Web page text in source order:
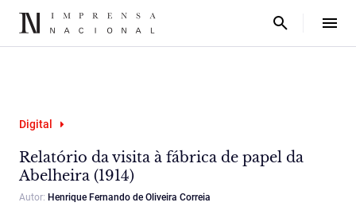
Digital
Relatório da visita à fábrica de papel da
Abelheira (1914)
Autor: Henrique Fernando de Oliveira Correia